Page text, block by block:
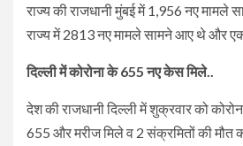
राज्य की राजधानी मुंबई में 1,956 नए मामले
राज्य में 2813 नए मामले सामने आए थे और एक
दिल्ली में कोरोना के 655 नए केस मिले..
देश की राजधानी दिल्ली में शुक्रवार को
655 और मरीज मिले व 2 संक्रमितों की मौत